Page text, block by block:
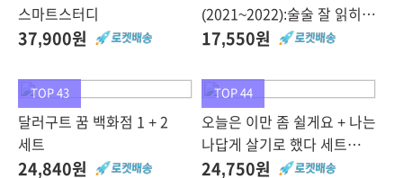
스마트스터디
37,900원
(2021~2022):술술 잘 읽히는
첫아기 잘 키우는법,
17,550원
TOP 43
달러구트 꿈 백화점 1 + 2
세트
24,840원
TOP 44
오늘은 이만 좀 쉴게요 + 나는
나답게 살기로 했다 세트
전2권, 스튜디오오드리,
24,750원